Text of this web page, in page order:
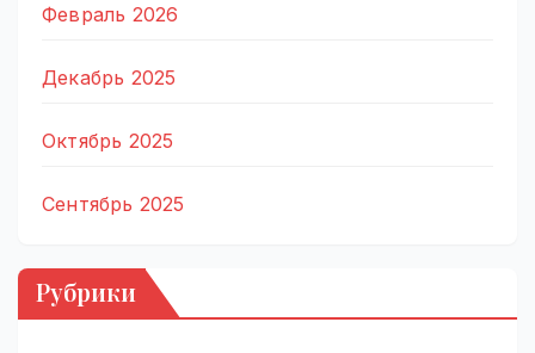
Февраль 2026
Декабрь 2025
Октябрь 2025
Сентябрь 2025
Рубрики